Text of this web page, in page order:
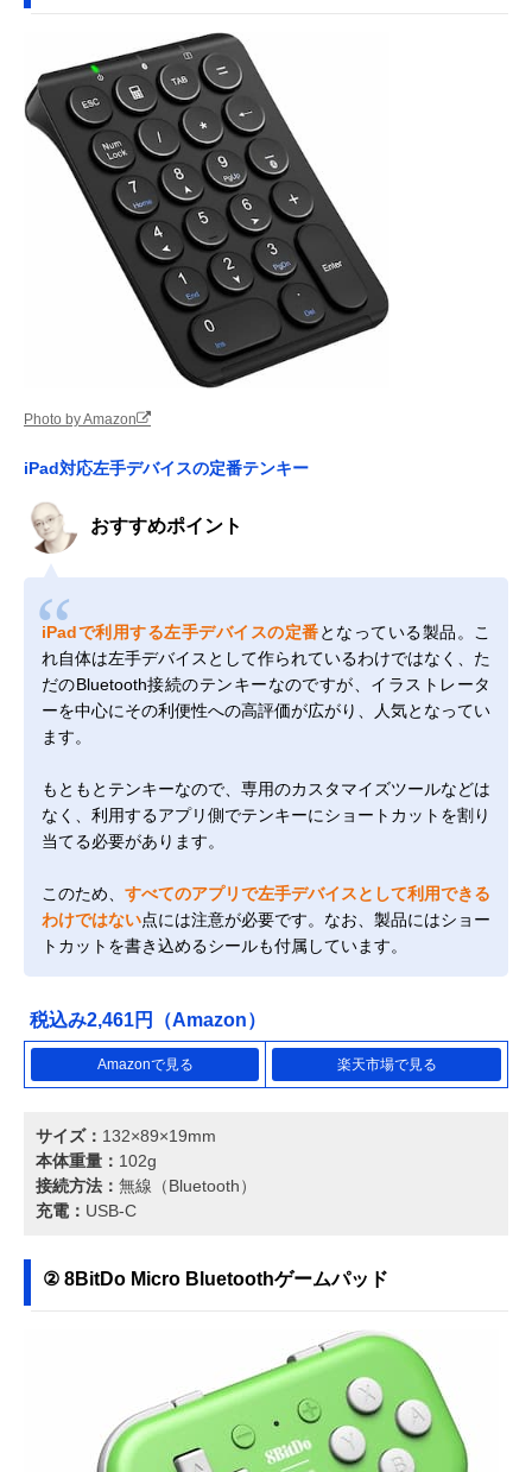
Photo by Amazon
iPad対応左手デバイスの定番テンキー
おすすめポイント
iPadで利用する左手デバイスの定番となっている製品。こ
れ自体は左手デバイスとして作られているわけではなく、た
だのBluetooth接続のテンキーなのですが、イラストレータ
ーを中心にその利便性への高評価が広がり、人気となってい
ます。
もともとテンキーなので、専用のカスタマイズツールなどは
なく、利用するアプリ側でテンキーにショートカットを割り
当てる必要があります。
このため、 すべてのアプリで左手デバイスとして利用できる
わけではない点には注意が必要です。なお、製品にはショー
トカットを書き込めるシールも付属しています。
税込み2,461円（Amazon）
Amazonで見る 楽天市場で見る
サイズ： 132×89×19mm
本体重量： 102g
接続方法： 無線（Bluetooth）
充電： USB-C
② 8BitDo Micro Bluetoothゲームパッド